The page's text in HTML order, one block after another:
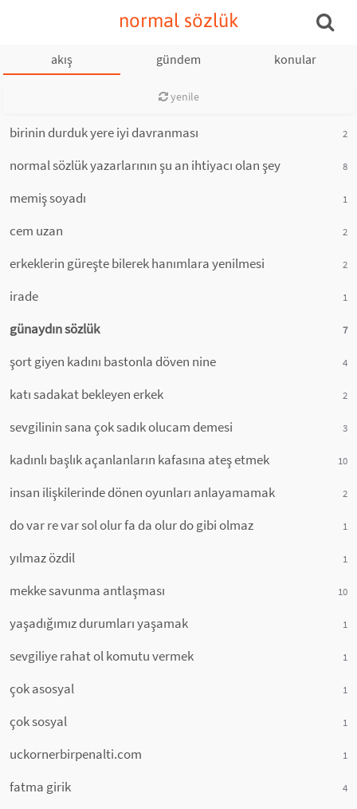
normal sözlük
akış gündem konular
yenile
birinin durduk yere iyi davranması 2
normal sözlük yazarlarının şu an ihtiyacı olan şey 8
memiş soyadı 1
cem uzan 2
erkeklerin güreşte bilerek hanımlara yenilmesi 2
irade 1
günaydın sözlük 7
şort giyen kadını bastonla döven nine 4
katı sadakat bekleyen erkek 2
sevgilinin sana çok sadık olucam demesi 3
kadınlı başlık açanlanların kafasına ateş etmek 10
insan ilişkilerinde dönen oyunları anlayamamak 2
do var re var sol olur fa da olur do gibi olmaz 1
yılmaz özdil 1
mekke savunma antlaşması 10
yaşadığımız durumları yaşamak 1
sevgiliye rahat ol komutu vermek 1
çok asosyal 1
çok sosyal 1
uckornerbirpenalti.com 1
fatma girik 4